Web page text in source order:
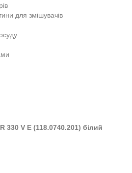
для змішувачів
330 V E (118.0740.201) білий